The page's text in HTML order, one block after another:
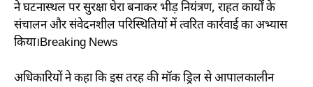
ने घटनास्थल पर सुरक्षा घेरा बनाकर भीड़ नियंत्रण, राहत कार्यों के
संचालन और संवेदनशील परिस्थितियों में त्वरित कार्रवाई का अभ्यास
किया।Breaking News
अधिकारियों ने कहा कि इस तरह की मॉक ड्रिल से आपालकालीन